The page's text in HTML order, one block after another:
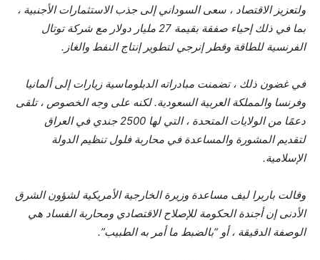
ولتعزيز الاقتصاد ، سعى السوداني إلى جذب الاستثمارات الأجنبية ،
بما في ذلك إحياء صفقة بقيمة 27 مليار دولار مع شركة توتال
الفرنسية للطاقة وقطر إنرجي لتطوير إنتاج النفط والغاز.
في غضون ذلك ، تضمنت مبادراته الدبلوماسية زيارات إلى ألمانيا
وفرنسا والمملكة العربية السعودية. لكنه على وجه الخصوص ، تلقى
دعمًا من الولايات المتحدة ، التي لها 2500 جندي في العراق
لتقديم المشورة والمساعدة في محاربة فلول تنظيم الدولة
الإسلامية.
وقالت باربرا ليف مساعدة وزيرة الخارجية الأمريكية لشؤون الشرق
الأدنى إن أجندة الحكومة للإصلاح الاقتصادي ومحاربة الفساد هي
الوصفة الدقيقة ، أو “بالضبط ما أمر به الطبيب”.